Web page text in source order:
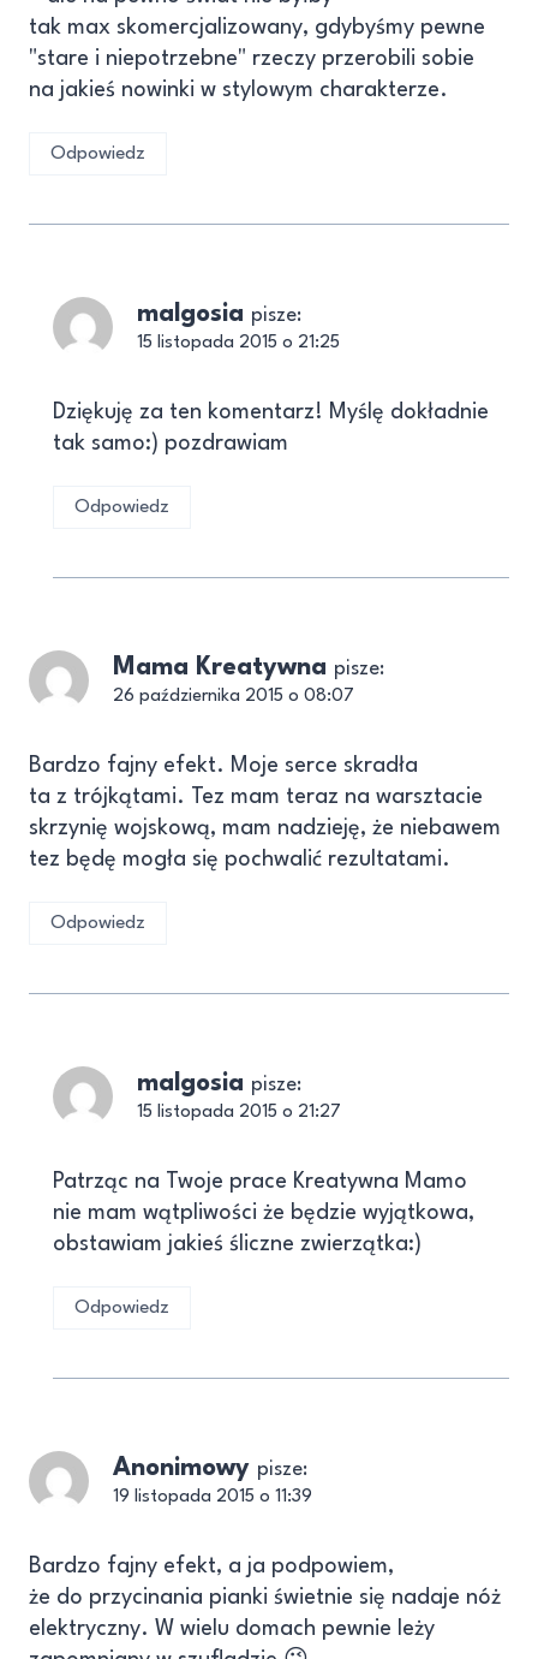
tak max skomercjalizowany, gdybyśmy pewne
"stare i niepotrzebne" rzeczy przerobili sobie
na jakieś nowinki w stylowym charakterze.
Odpowiedz
malgosia pisze:
15 listopada 2015 o 21:25
Dziękuję za ten komentarz! Myślę dokładnie
tak samo:) pozdrawiam
Odpowiedz
Mama Kreatywna pisze:
26 października 2015 o 08:07
Bardzo fajny efekt. Moje serce skradła
ta z trójkątami. Tez mam teraz na warsztacie
skrzynię wojskową, mam nadzieję, że niebawem
tez będę mogła się pochwalić rezultatami.
Odpowiedz
malgosia pisze:
15 listopada 2015 o 21:27
Patrząc na Twoje prace Kreatywna Mamo
nie mam wątpliwości że będzie wyjątkowa,
obstawiam jakieś śliczne zwierzątka:)
Odpowiedz
Anonimowy pisze:
19 listopada 2015 o 11:39
Bardzo fajny efekt, a ja podpowiem,
że do przycinania pianki świetnie się nadaje nóż
elektryczny. W wielu domach pewnie leży